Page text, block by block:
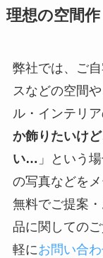
理想の空間
弊社では、ご
スなどの空間
ル・インテリ
か飾りたいけ
い… 」という
の写真などを
無料でご提案
品に関しての
軽にお問い合